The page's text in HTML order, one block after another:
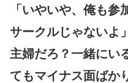
「いやいや、俺も
サークルじゃないよ
主婦だろ？一緒にい
てもマイナス面ばか